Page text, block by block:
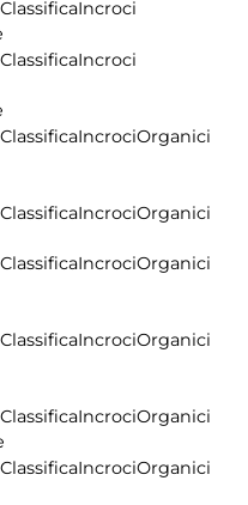
ClassificaIncroci
ClassificaIncroci
ClassificaIncrociOrganici
ClassificaIncrociOrganici
ClassificaIncrociOrganici
ClassificaIncrociOrganici
ClassificaIncrociOrganici
ClassificaIncrociOrganici